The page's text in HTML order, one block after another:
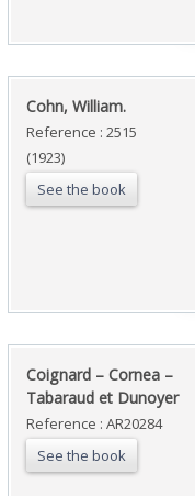
‎Cohn, William.‎
Reference : 2515
(1923)
See the book
‎Coignard – Cornea –
Tabaraud et Dunoyer‎
Reference : AR20284
See the book